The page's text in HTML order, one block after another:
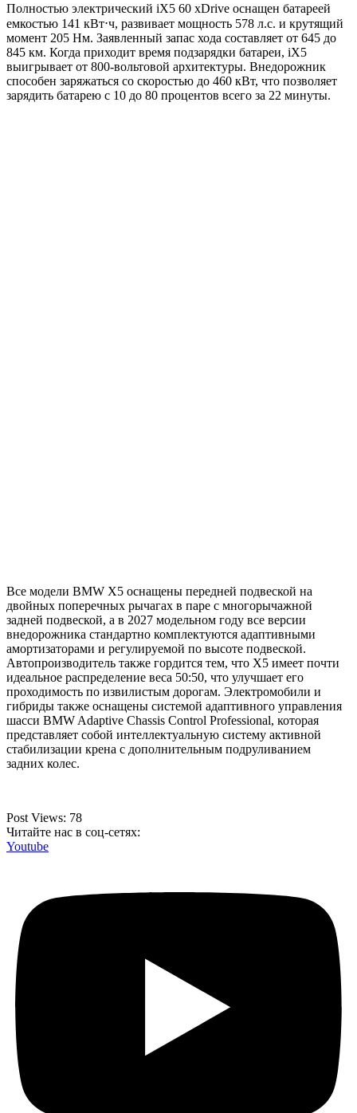
Полностью электрический iX5 60 xDrive оснащен батареей
емкостью 141 кВт⋅ч, развивает мощность 578 л.с. и крутящий
момент 205 Нм. Заявленный запас хода составляет от 645 до
845 км. Когда приходит время подзарядки батареи, iX5
выигрывает от 800-вольтовой архитектуры. Внедорожник
способен заряжаться со скоростью до 460 кВт, что позволяет
зарядить батарею с 10 до 80 процентов всего за 22 минуты.
Все модели BMW X5 оснащены передней подвеской на
двойных поперечных рычагах в паре с многорычажной
задней подвеской, а в 2027 модельном году все версии
внедорожника стандартно комплектуются адаптивными
амортизаторами и регулируемой по высоте подвеской.
Автопроизводитель также гордится тем, что X5 имеет почти
идеальное распределение веса 50:50, что улучшает его
проходимость по извилистым дорогам. Электромобили и
гибриды также оснащены системой адаптивного управления
шасси BMW Adaptive Chassis Control Professional, которая
представляет собой интеллектуальную систему активной
стабилизации крена с дополнительным подруливанием
задних колес.
Post Views: 78
Читайте нас в соц-сетях:
Youtube